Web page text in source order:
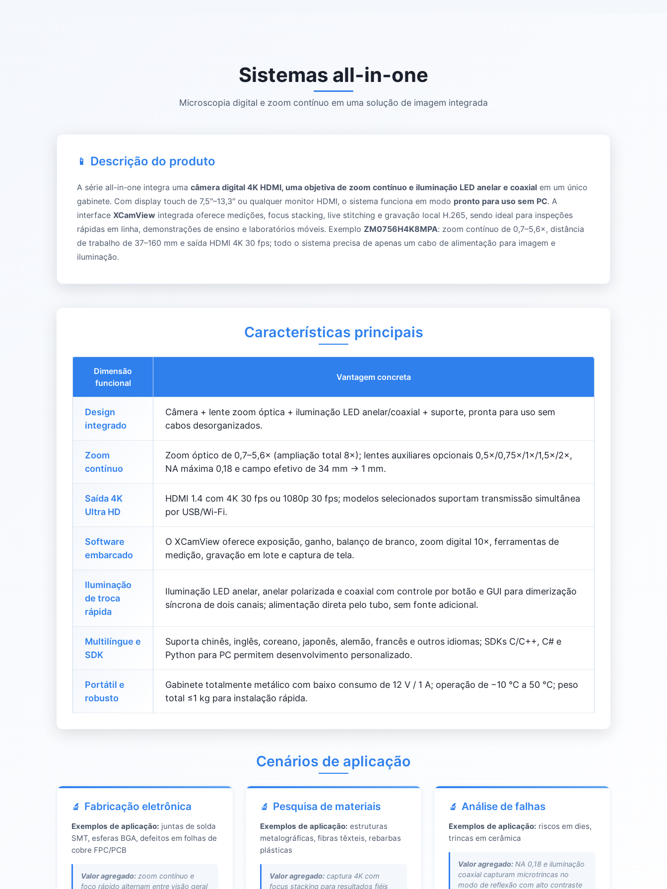
Sistemas all-in-one
Microscopia digital e zoom contínuo em uma solução de imagem integrada
Descrição do produto
A série all-in-one integra uma câmera digital 4K HDMI, uma objetiva de zoom contínuo e iluminação LED anelar e coaxial em um único
gabinete. Com display touch de 7,5″–13,3″ ou qualquer monitor HDMI, o sistema funciona em modo pronto para uso sem PC. A
interface XCamView integrada oferece medições, focus stacking, live stitching e gravação local H.265, sendo ideal para inspeções
rápidas em linha, demonstrações de ensino e laboratórios móveis. Exemplo ZM0756H4K8MPA: zoom contínuo de 0,7–5,6×, distância
de trabalho de 37–160 mm e saída HDMI 4K 30 fps; todo o sistema precisa de apenas um cabo de alimentação para imagem e
iluminação.
Características principais
Dimensão
funcional
Vantagem concreta
Design
integrado
Câmera + lente zoom óptica + iluminação LED anelar/coaxial + suporte, pronta para uso sem
cabos desorganizados.
Zoom
contínuo
Zoom óptico de 0,7–5,6× (ampliação total 8×); lentes auxiliares opcionais 0,5×/0,75×/1×/1,5×/2×,
NA máxima 0,18 e campo efetivo de 34 mm → 1 mm.
Saída 4K
Ultra HD
HDMI 1.4 com 4K 30 fps ou 1080p 30 fps; modelos selecionados suportam transmissão simultânea
por USB/Wi-Fi.
Software
embarcado
O XCamView oferece exposição, ganho, balanço de branco, zoom digital 10×, ferramentas de
medição, gravação em lote e captura de tela.
Iluminação
de troca
rápida
Iluminação LED anelar, anelar polarizada e coaxial com controle por botão e GUI para dimerização
síncrona de dois canais; alimentação direta pelo tubo, sem fonte adicional.
Multilíngue e
SDK
Suporta chinês, inglês, coreano, japonês, alemão, francês e outros idiomas; SDKs C/C++, C# e
Python para PC permitem desenvolvimento personalizado.
Portátil e
robusto
Gabinete totalmente metálico com baixo consumo de 12 V / 1 A; operação de −10 °C a 50 °C; peso
total ≤1 kg para instalação rápida.
Cenários de aplicação
Fabricação eletrônica
Exemplos de aplicação: juntas de solda
SMT, esferas BGA, defeitos em folhas de
cobre FPC/PCB
Valor agregado:zoom contínuo e
foco rápido alternam entre visão geral
Pesquisa de materiais
Exemplos de aplicação: estruturas
metalográficas, fibras têxteis, rebarbas
plásticas
Valor agregado:captura 4K com
focus stacking para resultados fiéis
Análise de falhas
Exemplos de aplicação: riscos em dies,
trincas em cerâmica
Valor agregado:NA 0,18 e iluminação
coaxial capturam microtrincas no
modo de reflexão com alto contraste